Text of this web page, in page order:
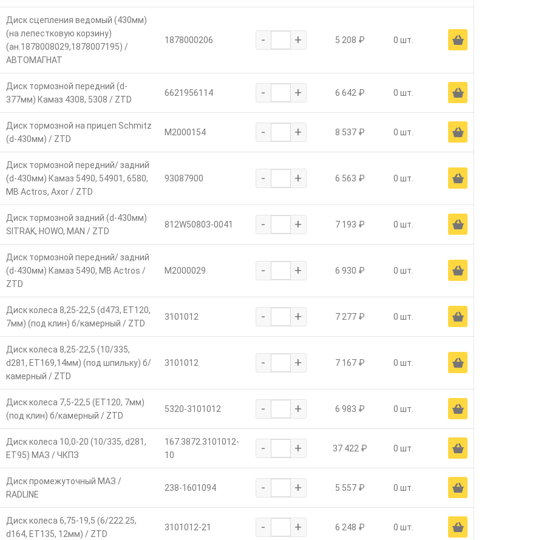
Диск сцепления ведомый (430мм)
(на лепестковую корзину)
(ан.1878008029,1878007195) /
АВТОМАГНАТ
1878000206 - + 5 208 ₽ 0 шт. Ä
Диск тормозной передний (d-
377мм) Камаз 4308, 5308 / ZTD
6621956114 - + 6 642 ₽ 0 шт. Ä
Диск тормозной на прицеп Schmitz
(d-430мм) / ZTD
M2000154 - + 8 537 ₽ 0 шт. Ä
Диск тормозной передний/ задний
(d-430мм) Камаз 5490, 54901, 6580,
MB Actros, Axor / ZTD
93087900 - + 6 563 ₽ 0 шт. Ä
Диск тормозной задний (d-430мм)
SITRAK, HOWO, MAN / ZTD
812W50803-0041 - + 7 193 ₽ 0 шт. Ä
Диск тормозной передний/ задний
(d-430мм) Камаз 5490, MB Actros /
ZTD
M2000029 - + 6 930 ₽ 0 шт. Ä
Диск колеса 8,25-22,5 (d473, ЕТ120,
7мм) (под клин) б/камерный / ZTD
3101012 - + 7 277 ₽ 0 шт. Ä
Диск колеса 8,25-22,5 (10/335,
d281, ЕТ169,14мм) (под шпильку) б/
камерный / ZTD
3101012 - + 7 167 ₽ 0 шт. Ä
Диск колеса 7,5-22,5 (ЕТ120, 7мм)
(под клин) б/камерный / ZTD
5320-3101012 - + 6 983 ₽ 0 шт. Ä
Диск колеса 10,0-20 (10/335, d281,
ЕТ95) МАЗ / ЧКПЗ
167.3872.3101012-
10
- + 37 422 ₽ 0 шт. Ä
Диск промежуточный МАЗ /
RADLINE
238-1601094 - + 5 557 ₽ 0 шт. Ä
Диск колеса 6,75-19,5 (6/222.25,
d164, ET135, 12мм) / ZTD
3101012-21 - + 6 248 ₽ 0 шт. Ä